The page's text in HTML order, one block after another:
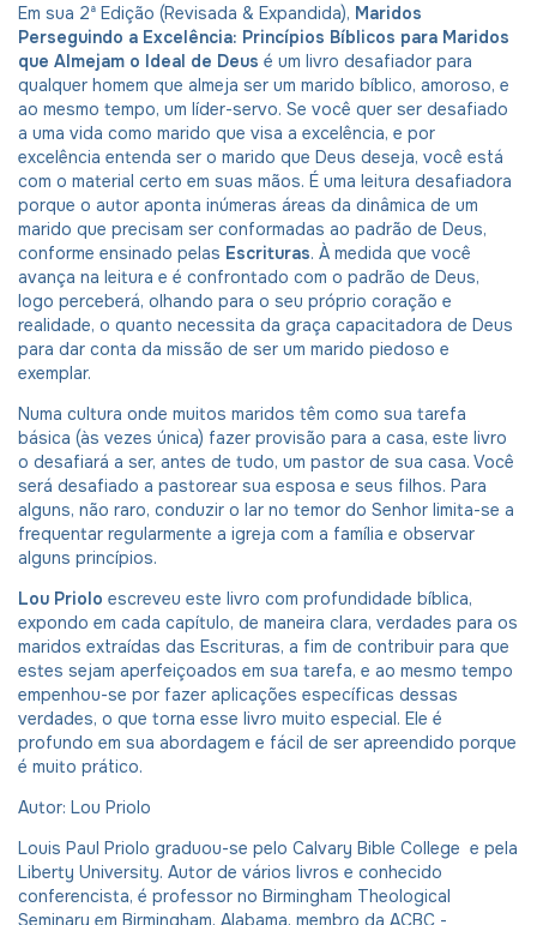
Em sua 2ª Edição (Revisada & Expandida), Maridos
Perseguindo a Excelência: Princípios Bíblicos para Maridos
que Almejam o Ideal de Deus é um livro desafiador para
qualquer homem que almeja ser um marido bíblico, amoroso, e
ao mesmo tempo, um líder-servo. Se você quer ser desafiado
a uma vida como marido que visa a excelência, e por
excelência entenda ser o marido que Deus deseja, você está
com o material certo em suas mãos. É uma leitura desafiadora
porque o autor aponta inúmeras áreas da dinâmica de um
marido que precisam ser conformadas ao padrão de Deus,
conforme ensinado pelas Escrituras. À medida que você
avança na leitura e é confrontado com o padrão de Deus,
logo perceberá, olhando para o seu próprio coração e
realidade, o quanto necessita da graça capacitadora de Deus
para dar conta da missão de ser um marido piedoso e
exemplar.
Numa cultura onde muitos maridos têm como sua tarefa
básica (às vezes única) fazer provisão para a casa, este livro
o desafiará a ser, antes de tudo, um pastor de sua casa. Você
será desafiado a pastorear sua esposa e seus filhos. Para
alguns, não raro, conduzir o lar no temor do Senhor limita-se a
frequentar regularmente a igreja com a família e observar
alguns princípios.
Lou Priolo escreveu este livro com profundidade bíblica,
expondo em cada capítulo, de maneira clara, verdades para os
maridos extraídas das Escrituras, a fim de contribuir para que
estes sejam aperfeiçoados em sua tarefa, e ao mesmo tempo
empenhou-se por fazer aplicações específicas dessas
verdades, o que torna esse livro muito especial. Ele é
profundo em sua abordagem e fácil de ser apreendido porque
é muito prático.
Autor: Lou Priolo
Louis Paul Priolo graduou-se pelo Calvary Bible College e pela
Liberty University. Autor de vários livros e conhecido
conferencista, é professor no Birmingham Theological
Seminary em Birmingham, Alabama, membro da ACBC -